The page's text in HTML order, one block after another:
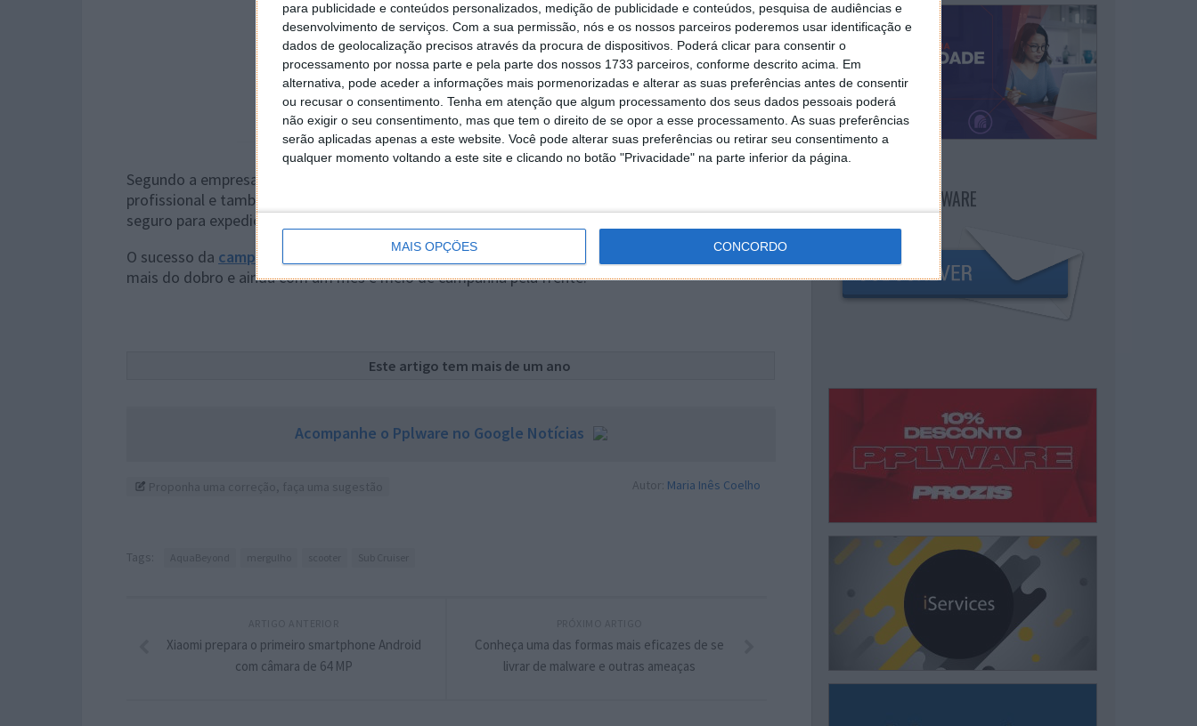
para publicidade e conteúdos personalizados, medição de publicidade e conteúdos, pesquisa de audiências e
desenvolvimento de serviços. Com a sua permissão, nós e os nossos parceiros poderemos usar identificação e
dados de geolocalização precisos através da procura de dispositivos. Poderá clicar para consentir o
processamento por nossa parte e pela parte dos nossos 1733 parceiros, conforme descrito acima. Em
alternativa, pode aceder a informações mais pormenorizadas e alterar as suas preferências antes de consentir
ou recusar o consentimento. Tenha em atenção que algum processamento dos seus dados pessoais poderá
não exigir o seu consentimento, mas que tem o direito de se opor a esse processamento. As suas preferências
serão aplicadas apenas a este website. Você pode alterar suas preferências ou retirar seu consentimento a
qualquer momento voltando a este site e clicando no botão "Privacidade" na parte inferior da página.
MAIS OPÇÕES CONCORDO
Segundo a empresa criadora, este é um equipamento que se pode adaptar ao mergulhador
profissional e também a quem faz esta prática de forma amadora. É mesmo indicado como
seguro para expedições científicas e resgates.
O sucesso da campanha
é notório, com uma meta a rondar os 10 mil dólares, já ultrapassada em
mais do dobro e ainda com um mês e meio de campanha pela frente.
Este artigo tem mais de um ano
Acompanhe o Pplware no Google Notícias
Autor: Maria Inês Coelho
Tags:
Conheça uma das formas mais eficazes de se
livrar de malware e outras ameaças
Xiaomi prepara o primeiro smartphone Android
com câmara de 64 MP
NEWSLETTER PPLWARE